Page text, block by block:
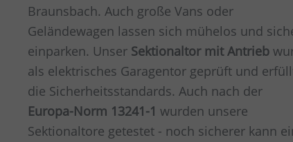
Braunsbach. Auch große Vans oder
Geländewagen lassen sich mühelos und
einparken. Unser Sektionaltor mit Antrieb
als elektrisches Garagentor geprüft und
die Sicherheitsstandards. Auch nach der
Europa-Norm 13241-1 wurden unsere
Sektionaltore getestet - noch sicherer kann